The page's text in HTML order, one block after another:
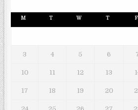
M T W T F
3 4 5 6
10 11 12 13
17 18 19 20